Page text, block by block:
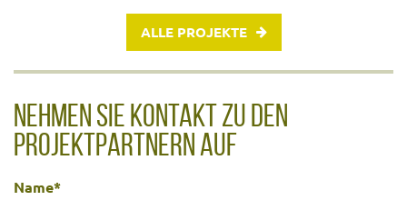
ALLE PROJEKTE
NEHMEN SIE KONTAKT ZU DEN
PROJEKTPARTNERN AUF
Name*